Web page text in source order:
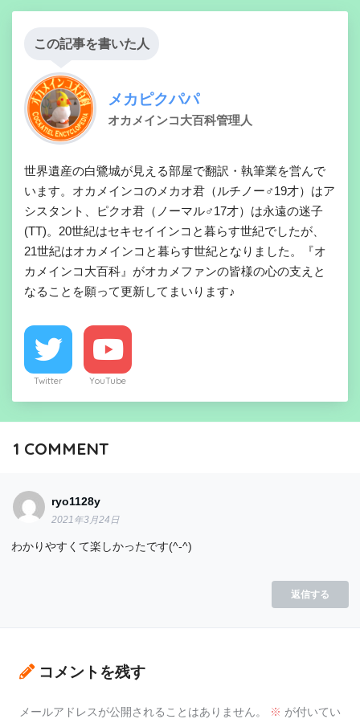
この記事を書いた人
メカピクパパ
オカメインコ大百科管理人
世界遺産の白鷺城が見える部屋で翻訳・執筆業を営んで
います。オカメインコのメカオ君（ルチノー♂19才）はア
シスタント、ピクオ君（ノーマル♂17才）は永遠の迷子
(TT)。20世紀はセキセイインコと暮らす世紀でしたが、
21世紀はオカメインコと暮らす世紀となりました。『オ
カメインコ大百科』がオカメファンの皆様の心の支えと
なることを願って更新してまいります♪
Twitter YouTube
1 COMMENT
ryo1128y
2021年3月24日
わかりやすくて楽しかったです(^-^)
返信する
コメントを残す
メールアドレスが公開されることはありません。 ※ が付いてい